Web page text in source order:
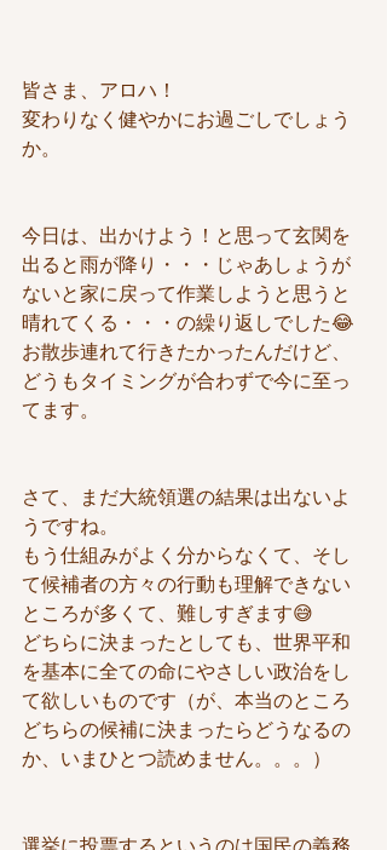
皆さま、アロハ！
変わりなく健やかにお過ごしでしょう
か。
今日は、出かけよう！と思って玄関を
出ると雨が降り・・・じゃあしょうが
ないと家に戻って作業しようと思うと
晴れてくる・・・の繰り返しでした😂
お散歩連れて行きたかったんだけど、
どうもタイミングが合わずで今に至っ
てます。
さて、まだ大統領選の結果は出ないよ
うですね。
もう仕組みがよく分からなくて、そし
て候補者の方々の行動も理解できない
ところが多くて、難しすぎます😅
どちらに決まったとしても、世界平和
を基本に全ての命にやさしい政治をし
て欲しいものです（が、本当のところ
どちらの候補に決まったらどうなるの
か、いまひとつ読めません。。。）
選挙に投票するというのは国民の義務